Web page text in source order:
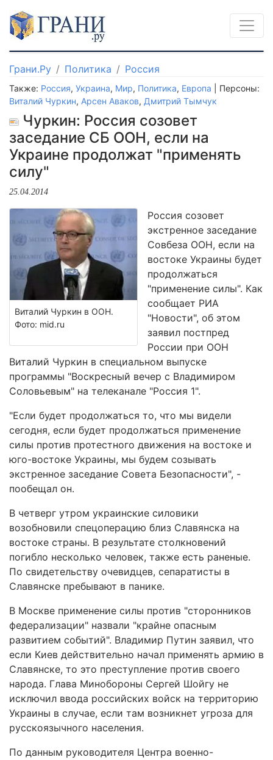
Грани.Ру Политика Россия
Также: Россия, Украина, Мир, Политика, Европа | Персоны:
Виталий Чуркин, Арсен Аваков, Дмитрий Тымчук
Чуркин: Россия созовет
заседание СБ ООН, если на
Украине продолжат "применять
силу"
25.04.2014
Виталий Чуркин в ООН.
Фото: mid.ru
Россия созовет
экстренное заседание
Совбеза ООН, если на
востоке Украины будет
продолжаться
"применение силы". Как
сообщает РИА
"Новости", об этом
заявил постпред
России при ООН
Виталий Чуркин в специальном выпуске
программы "Воскресный вечер с Владимиром
Соловьевым" на телеканале "Россия 1".
"Если будет продолжаться то, что мы видели
сегодня, если будет продолжаться применение
силы против протестного движения на востоке и
юго-востоке Украины, мы будем созывать
экстренное заседание Совета Безопасности", -
пообещал он.
В четверг утром украинские силовики
возобновили спецоперацию близ Славянска на
востоке страны. В результате столкновений
погибло несколько человек, также есть раненые.
По свидетельству очевидцев, сепаратисты в
Славянске пребывают в панике.
В Москве применение силы против "сторонников
федерализации" назвали "крайне опасным
развитием событий". Владимир Путин заявил, что
если Киев действительно начал применять армию в
Славянске, то это преступление против своего
народа. Глава Минобороны Сергей Шойгу не
исключил ввода российских войск на территорию
Украины в случае, если там возникнет угроза для
русскоязычного населения.
По данным руководителя Центра военно-